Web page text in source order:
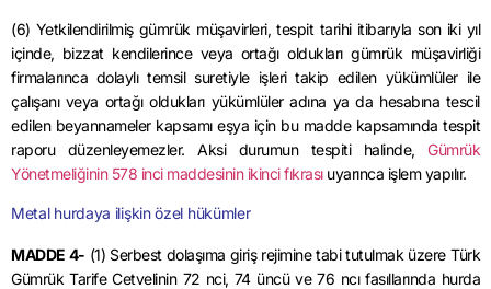
(6) Yetkilendirilmiş gümrük müşavirleri, tespit tarihi itibarıyla son iki yıl
içinde, bizzat kendilerince veya ortağı oldukları gümrük müşavirliği
firmalarınca dolaylı temsil suretiyle işleri takip edilen yükümlüler ile
çalışanı veya ortağı oldukları yükümlüler adına ya da hesabına tescil
edilen beyannameler kapsamı eşya için bu madde kapsamında tespit
raporu düzenleyemezler. Aksi durumun tespiti halinde, Gümrük
Yönetmeliğinin 578 inci maddesinin ikinci fıkrasıuyarınca işlem yapılır.
Metal hurdaya ilişkin özel hükümler
MADDE 4- (1) Serbest dolaşıma giriş rejimine tabi tutulmak üzere Türk
Gümrük Tarife Cetvelinin 72 nci, 74 üncü ve 76 ncıfasıllarında hurda